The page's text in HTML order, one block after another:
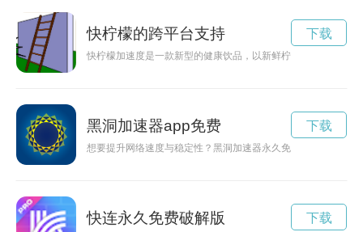
快柠檬的跨平台支持
快柠檬加速度是一款新型的健康饮品，以新鲜柠檬为主要原料
下载
黑洞加速器app免费
想要提升网络速度与稳定性？黑洞加速器永久免费版现已推出，
下载
快连永久免费破解版 下载